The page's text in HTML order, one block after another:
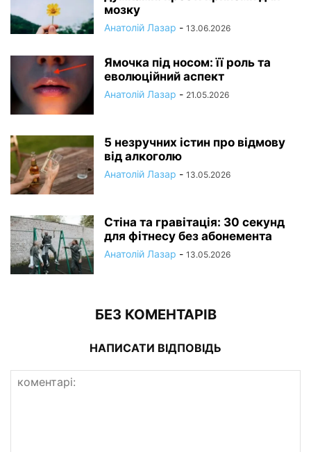
мозку
Анатолій Лазар - 13.06.2026
Ямочка під носом: її роль та
еволюційний аспект
Анатолій Лазар - 21.05.2026
5 незручних істин про відмову
від алкоголю
Анатолій Лазар - 13.05.2026
Стіна та гравітація: 30 секунд
для фітнесу без абонемента
Анатолій Лазар - 13.05.2026
БЕЗ КОМЕНТАРІВ
НАПИСАТИ ВІДПОВІДЬ